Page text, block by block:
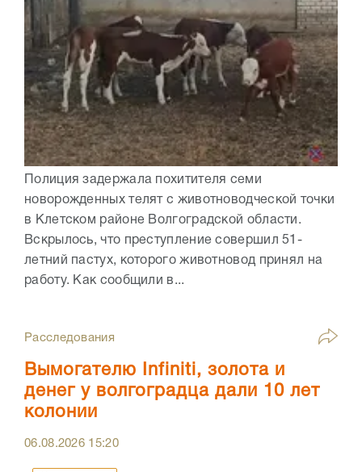
Полиция задержала похитителя семи
новорожденных телят с животноводческой точки
в Клетском районе Волгоградской области.
Вскрылось, что преступление совершил 51-
летний пастух, которого животновод принял на
работу. Как сообщили в...
Расследования
Вымогателю Infiniti, золота и
денег у волгоградца дали 10 лет
колонии
06.08.2026 15:20